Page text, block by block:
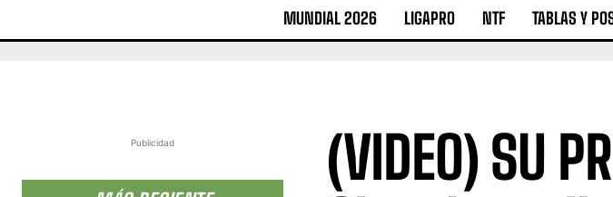
MUNDIAL 2026 LIGAPRO NTF TABLAS Y
Publicidad
(VIDEO) SU